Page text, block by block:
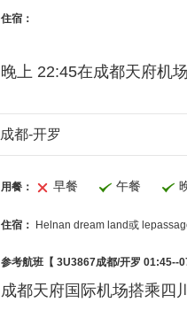
住宿：
晚上 22:45在成都天府机
成都-开罗
用餐： 早餐 午餐
住宿： Helnan dream land或
参考航班【 3U3867成都/开罗 01:45--
成都天府国际机场搭乘四